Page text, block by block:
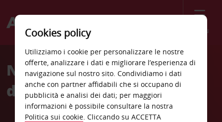
Menù
Welcome
AvisNoleggio auto Carolina-
del-nord
Cookies policy
Utilizziamo i cookie per personalizzare le nostre
offerte, analizzare i dati e migliorare l’esperienza di
navigazione sul nostro sito. Condividiamo i dati
anche con partner affidabili che si occupano di
pubblicità e analisi dei dati; per maggiori
informazioni è possibile consultare la nostra
Politica sui cookie. Cliccando su ACCETTA